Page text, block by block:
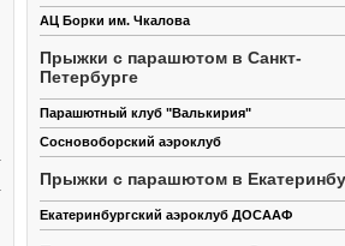
АЦ Борки им. Чкалова
Прыжки с парашютом в Санкт-
Петербурге
Парашютный клуб "Валькирия"
Сосновоборский аэроклуб
Прыжки с парашютом в
Екатеринбургский аэроклуб ДОСААФ